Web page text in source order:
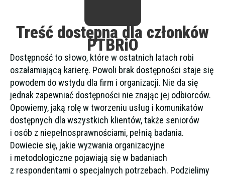
Treść dostępna dla członków
PTBRiO
Dostępność to słowo, które w ostatnich latach robi
oszałamiającą karierę. Powoli brak dostępności staje się
powodem do wstydu dla firm i organizacji. Nie da się
jednak zapewniać dostępności nie znając jej odbiorców.
Opowiemy, jaką rolę w tworzeniu usług i komunikatów
dostępnych dla wszystkich klientów, także seniorów
i osób z niepełnosprawnościami, pełnią badania.
Dowiecie się, jakie wyzwania organizacyjne
i metodologiczne pojawiają się w badaniach
z respondentami o specjalnych potrzebach. Podzielimy